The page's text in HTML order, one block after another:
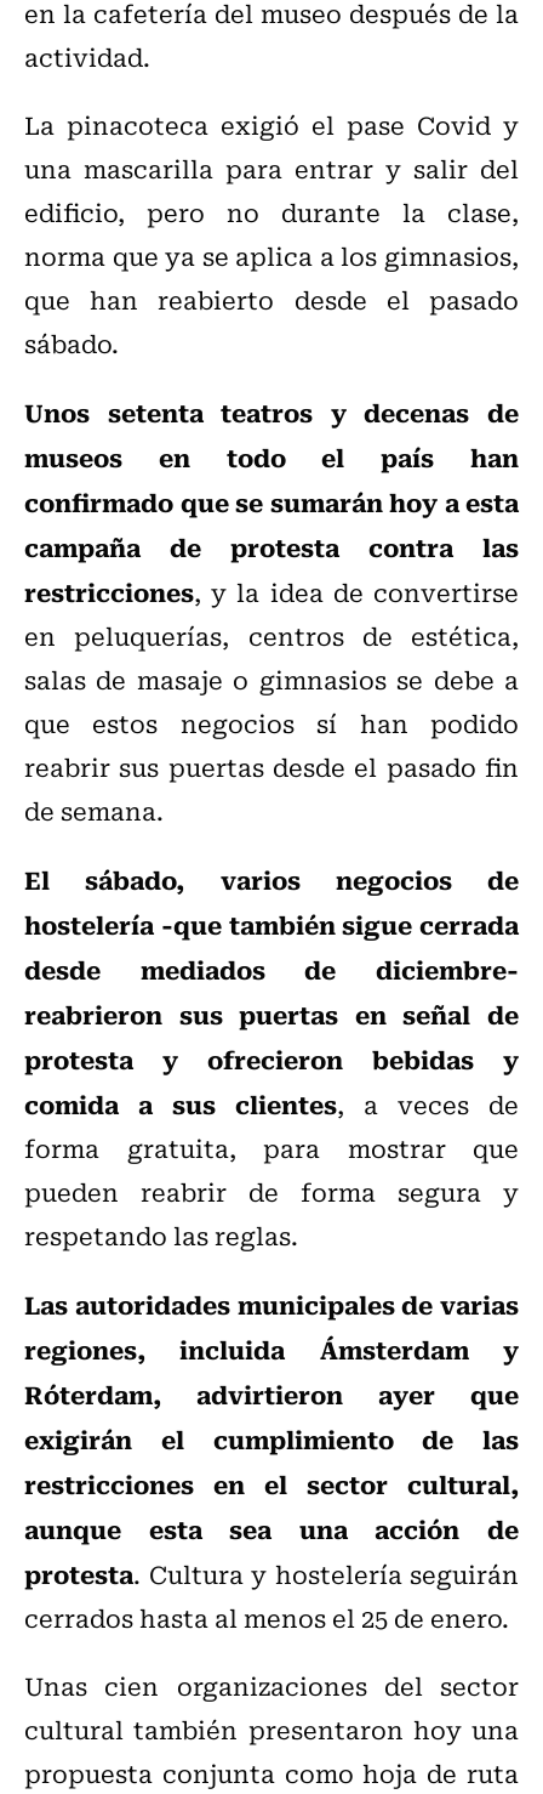
en la cafetería del museo después de la
actividad.
La pinacoteca exigió el pase Covid y
una mascarilla para entrar y salir del
edificio, pero no durante la clase,
norma que ya se aplica a los gimnasios,
que han reabierto desde el pasado
sábado.
Unos setenta teatros y decenas de
museos en todo el país han
confirmado que se sumarán hoy a esta
campaña de protesta contra las
restricciones, y la idea de convertirse
en peluquerías, centros de estética,
salas de masaje o gimnasios se debe a
que estos negocios sí han podido
reabrir sus puertas desde el pasado fin
de semana.
El sábado, varios negocios de
hostelería -que también sigue cerrada
desde mediados de diciembre-
reabrieron sus puertas en señal de
protesta y ofrecieron bebidas y
comida a sus clientes, a veces de
forma gratuita, para mostrar que
pueden reabrir de forma segura y
respetando las reglas.
Las autoridades municipales de varias
regiones, incluida Ámsterdam y
Róterdam, advirtieron ayer que
exigirán el cumplimiento de las
restricciones en el sector cultural,
aunque esta sea una acción de
protesta. Cultura y hostelería seguirán
cerrados hasta al menos el 25 de enero.
Unas cien organizaciones del sector
cultural también presentaron hoy una
propuesta conjunta como hoja de ruta